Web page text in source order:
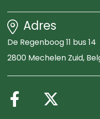
Adres
De Regenboog 11 bus 14
2800 Mechelen Zuid,
Volg ons